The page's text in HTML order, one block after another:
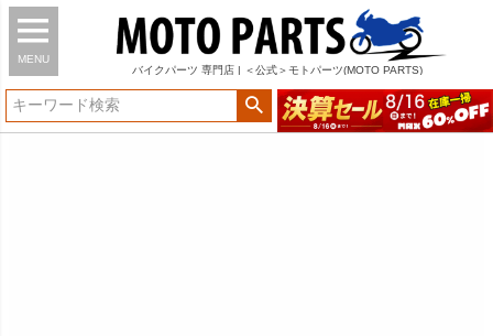
MENU
バイク パーツ 専門店 | ＜公式＞モトパーツ(MOTO PARTS)